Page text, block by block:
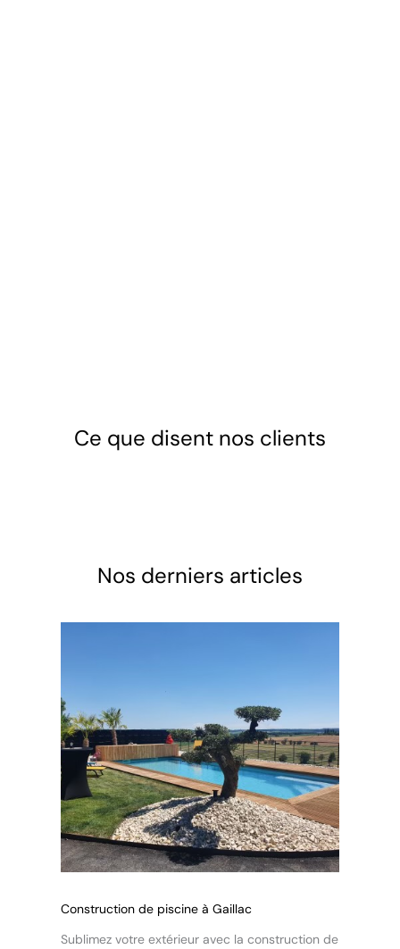
Ce que disent nos clients
Nos derniers articles
Construction de piscine à Gaillac
Sublimez votre extérieur avec la construction de